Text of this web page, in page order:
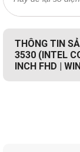
THÔNG TIN
3530 (INTEL
INCH FHD |